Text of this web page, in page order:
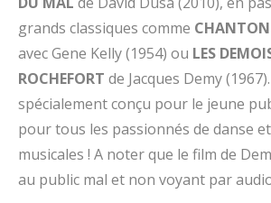
grands classiques comme
avec Gene Kelly (1954) ou LES
ROCHEFORT de Jacques Demy
spécialement conçu pour le jeune
pour tous les passionnés de danse
musicales ! A noter que le film de
au public mal et non voyant par